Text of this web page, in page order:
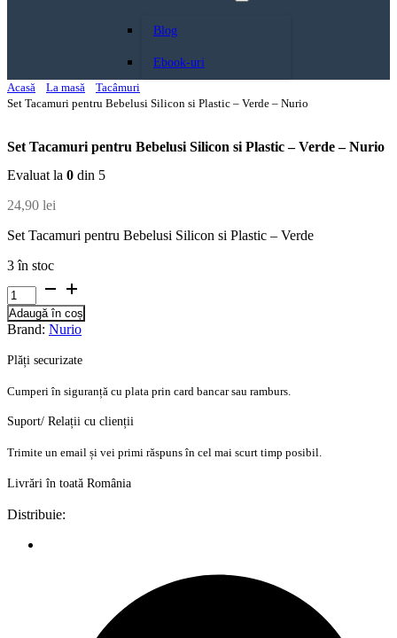
Blog
Ebook-uri
Acasă
La masă
Tacâmuri
Set Tacamuri pentru Bebelusi Silicon si Plastic – Verde – Nurio
Set Tacamuri pentru Bebelusi Silicon si Plastic – Verde – Nurio
Evaluat la 0 din 5
24,90 lei
Set Tacamuri pentru Bebelusi Silicon si Plastic – Verde
3 în stoc
Cantitate
Set
Tacamuri
pentru
Silicon
Plastic
Verde
Nurio
Adaugă în coș
Brand: Nurio
Plăți securizate
Cumperi în siguranță cu plata prin card bancar sau ramburs.
Suport/ Relații cu clienții
Trimite un email și vei primi răspuns în cel mai scurt timp posibil.
Livrări în toată România
Distribuie: